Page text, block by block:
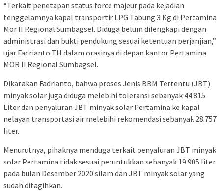
“Terkait penetapan status force majeur pada kejadian
tenggelamnya kapal transportir LPG Tabung 3 Kg di Pertamina
Mor II Regional Sumbagsel. Diduga belum dilengkapi dengan
administrasi dan bukti pendukung sesuai ketentuan perjanjian,”
ujar Fadrianto TH dalam orasinya di depan kantor Pertamina
MOR II Regional Sumbagsel.
Dikatakan Fadrianto, bahwa proses Jenis BBM Tertentu (JBT)
minyak solar juga diduga melebihi toleransi sebanyak 44.815
Liter dan penyaluran JBT minyak solar Pertamina ke kapal
nelayan transportasi air melebihi rekomendasi sebanyak 28.757
liter.
Menurutnya, pihaknya menduga terkait penyaluran JBT minyak
solar Pertamina tidak sesuai peruntukkan sebanyak 19.905 liter
pada bulan Desember 2020 silam dan JBT minyak solar yang
sudah ditagihkan.